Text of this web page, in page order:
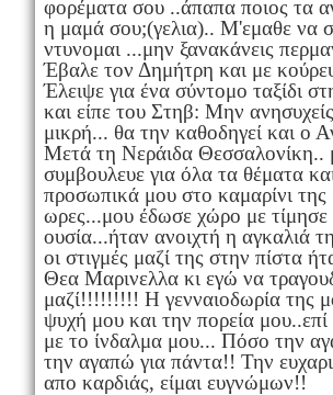
φορέματα σου ..άπαπα ποιος τα
η μαμά σου;(γελια).. Μ'εμαθε να
ντυνομαι ...μην ξανακάνεις
Έβαλε τον Δημήτρη και με
Έλειψε για ένα σύντομο ταξίδι
και είπε του Στηβ: Μην
μικρή... θα την καθοδηγεί και ο
Μετά τη Νεράιδα Θεσσαλονίκη..
συμβουλευε για όλα τα θέματα
προσωπικά μου στο καμαρίνι της
ωρες...μου έδωσε χώρο με τίμησε
ουσία...ήταν ανοιχτή η αγκαλιά
οι στιγμές μαζί της στην πίστα
Θεα Μαρινελλα κι εγώ να
μαζί!!!!!!!!! Η γενναιοδωρία της
ψυχή μου και την πορεία μου..επί
με το ίνδαλμα μου... Πόσο την
την αγαπώ για πάντα!! Την
απο καρδιάς, είμαι ευγνώμων!!